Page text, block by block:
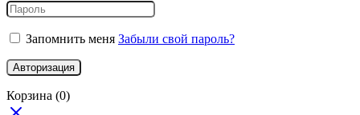
Запомнить меня Забыли свой пароль?
Авторизация
Корзина (0)